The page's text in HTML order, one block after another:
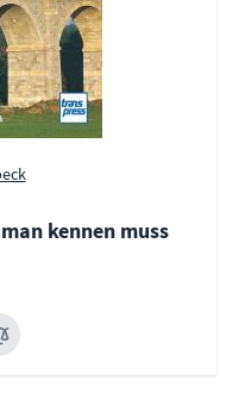
kennen muss